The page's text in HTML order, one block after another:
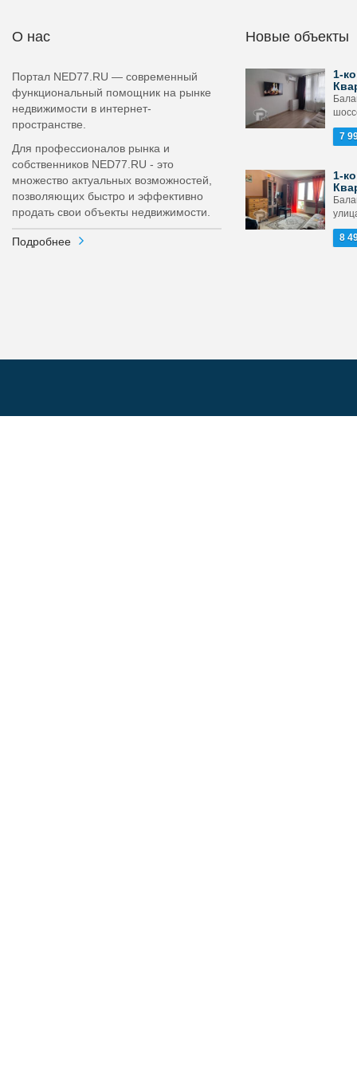
О нас
Портал NED77.RU — современный
функциональный помощник на рынке
недвижимости в интернет-
пространстве.
Для профессионалов рынка и
собственников NED77.RU - это
множество актуальных возможностей,
позволяющих быстро и эффективно
продать свои объекты недвижимости.
Подробнее
Новые объекты
1-
7
1-
8